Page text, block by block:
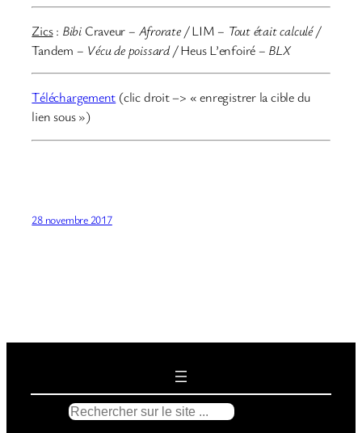
Zics: Bibi Craveur – Afrorate /LIM – Tout était calculé /
Tandem – Vécu de poissard /Heus L’enfoiré – BLX
Téléchargement (clic droit –> « enregistrer la cible du
lien sous »)
28 novembre 2017